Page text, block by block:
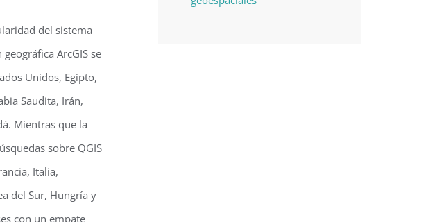
del sistema
ArcGIS se
Unidos, Egipto,
Saudita, Irán,
Mientras que la
sobre QGIS
Italia,
del Sur, Hungría y
con un empate